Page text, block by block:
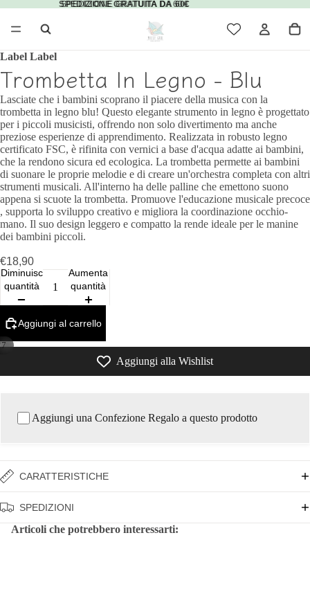
SPEDIZIONE GRATUITA DA 60€
SPEDIZIONE GRATUITA DA 60€
7
Label Label
Trombetta In Legno - Blu
Lasciate che i bambini scoprano il piacere della musica con la
trombetta in legno blu! Questo elegante strumento in legno è progettato
per i piccoli musicisti, offrendo non solo divertimento ma anche
preziose esperienze di apprendimento. Realizzata in robusto legno
certificato FSC, è rifinita con vernici a base d'acqua adatte ai bambini,
che la rendono sicura ed ecologica. La trombetta permette ai bambini
di suonare le proprie melodie e di creare un'orchestra completa con altri
strumenti musicali. All'interno ha delle palline che emettono suono
appena si scuote la trombetta. Promuove l'educazione musicale precoce
, supporta lo sviluppo creativo e migliora la coordinazione occhio-
mano. Il suo design leggero e compatto la rende ideale per le manine
dei bambini piccoli.
€18,90
Diminuisci
quantità
Aumenta
quantità
Aggiungi al carrello
Aggiungi alla Wishlist
Aggiungi una Confezione Regalo a questo prodotto
CARATTERISTICHE
SPEDIZIONI
Articoli che potrebbero interessarti: